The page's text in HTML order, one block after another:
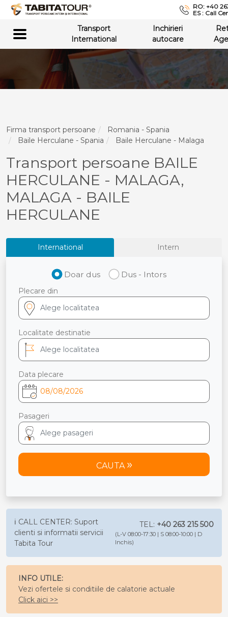
RO: +40
ES : Call
Transport
International
Inchirieri
autocare
Firma transport persoane
Romania - Spania
Baile Herculane - Spania
Baile Herculane - Malaga
Transport persoane BAILE
HERCULANE - MALAGA,
MALAGA - BAILE
HERCULANE
International Intern
Doar dus Dus - Intors
Plecare din
Localitate destinatie
Data plecare
Pasageri
CAUTA
ℹ️ CALL CENTER: Suport
clienti si informatii servicii
Tabita Tour
TEL: +40 263 215 500
(L-V 08:00-17:30 | S 08:00-10:00 | D
Inchis)
INFO UTILE:
Vezi ofertele si conditiile de calatorie actuale
Click aici >>